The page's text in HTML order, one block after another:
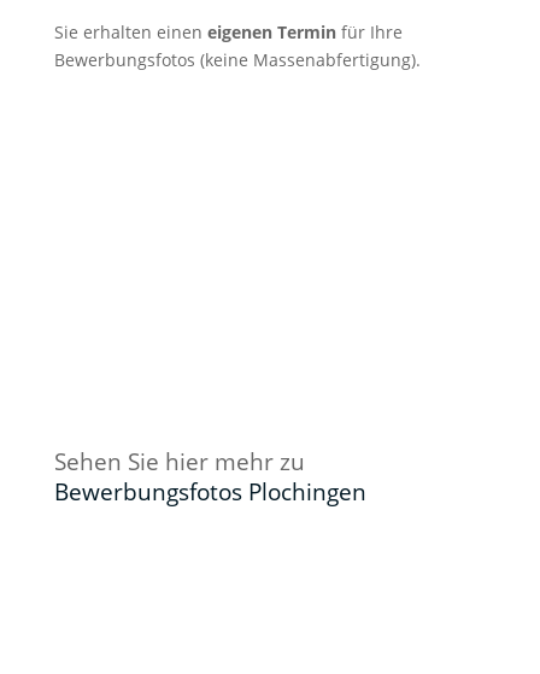
Sie erhalten einen eigenen Terminfür Ihre
Bewerbungsfotos (keine Massenabfertigung).
Sehen Sie hier mehr zu
Bewerbungsfotos Plochingen